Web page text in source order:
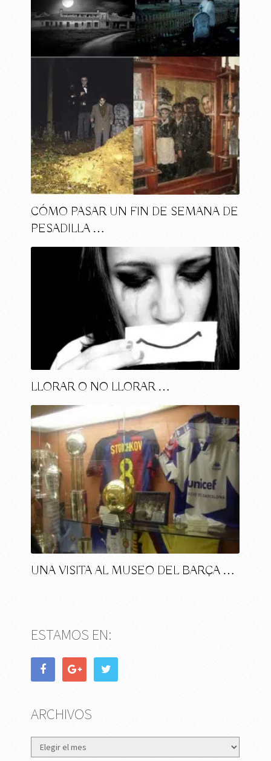
CÓMO PASAR UN FIN DE SEMANA DE
PESADILLA …
LLORAR O NO LLORAR …
UNA VISITA AL MUSEO DEL BARÇA …
ESTAMOS EN:
ARCHIVOS
Archivos